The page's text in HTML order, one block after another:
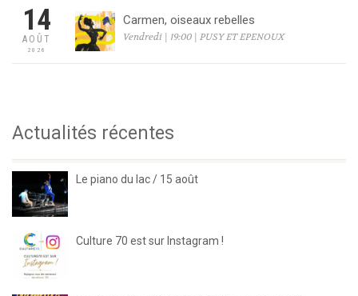
14
AOÛT
2026
Carmen, oiseaux rebelles
Vendredi | 19:00 | PUSY ET EPENOUX
Actualités récentes
Le piano du lac / 15 août
Culture 70 est sur Instagram !